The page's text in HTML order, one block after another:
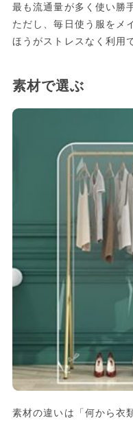
最も流通量が多く使い勝
ただし、毎日使う服をメ
ほうがストレスなく利用
素材で選ぶ
素材の違いは「何から衣